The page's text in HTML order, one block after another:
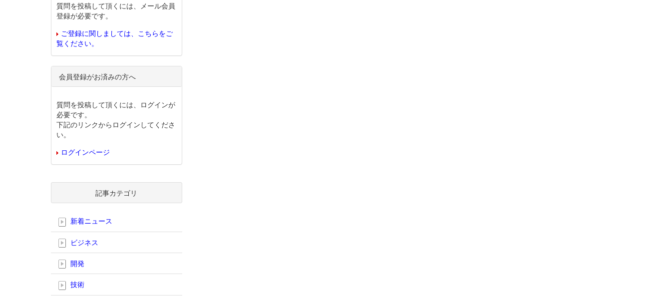
質問を投稿して頂くには、メール会員
登録が必要です。
ご登録に関しましては、こちらをご
覧ください。
会員登録がお済みの方へ
質問を投稿して頂くには、ログインが
必要です。
下記のリンクからログインしてくださ
い。
ログインページ
記事カテゴリ
新着ニュース
ビジネス
開発
技術